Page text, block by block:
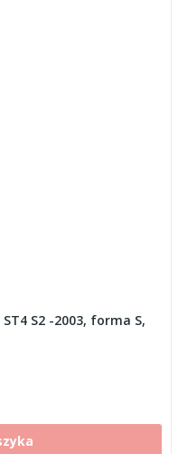
S2 -2003, forma S,